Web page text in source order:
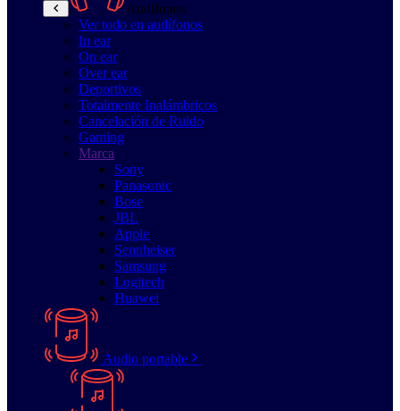
Audífonos
Ver todo en audífonos
In ear
On ear
Over ear
Deportivos
Totalmente Inalámbricos
Cancelación de Ruido
Gaming
Marca
Sony
Panasonic
Bose
JBL
Apple
Sennheiser
Samsung
Logitech
Huawei
Audio portable